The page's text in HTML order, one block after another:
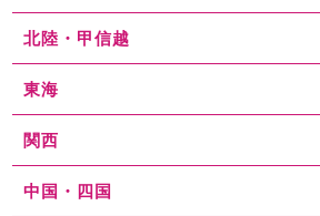
北陸・甲信越
東海
関西
中国・四国